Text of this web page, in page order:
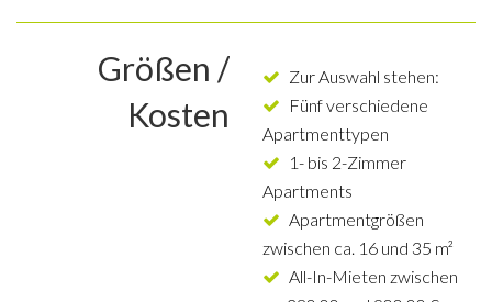
Größen /
Kosten
Zur Auswahl stehen:
Fünf verschiedene
Apartmenttypen
1- bis 2-Zimmer
Apartments
Apartmentgrößen
zwischen ca. 16 und 35 m²
All-In-Mieten zwischen